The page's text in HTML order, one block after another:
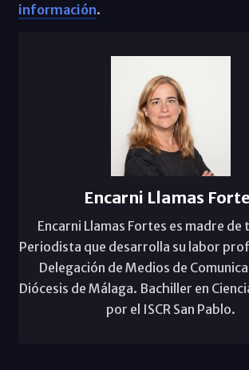
información.
Encarni Llamas
Encarni Llamas Fortes es madre de
Periodista que desarrolla su labor
Delegación de Medios de
Diócesis de Málaga. Bachiller en
por el ISCR San Pablo.